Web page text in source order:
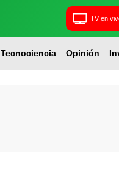
TV en
Tecnociencia Opinión